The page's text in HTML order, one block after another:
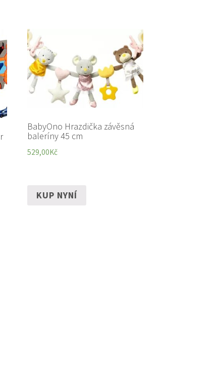
BabyOno Hrazdička závěsná
baleríny 45 cm
529,00Kč
KUP NYNÍ